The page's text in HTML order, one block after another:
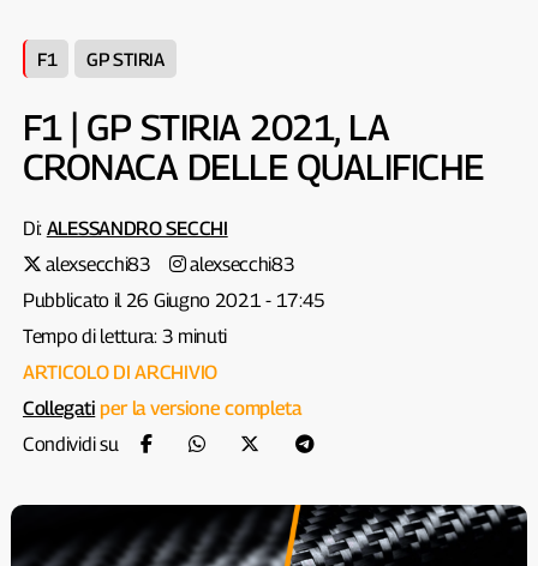
F1 GP STIRIA
F1 | GP STIRIA 2021, LA
CRONACA DELLE QUALIFICHE
Di: ALESSANDRO SECCHI
alexsecchi83
alexsecchi83
Pubblicato il 26 Giugno 2021 - 17:45
Tempo di lettura: 3 minuti
ARTICOLO DI ARCHIVIO
Collegati per la versione completa
Condividi su